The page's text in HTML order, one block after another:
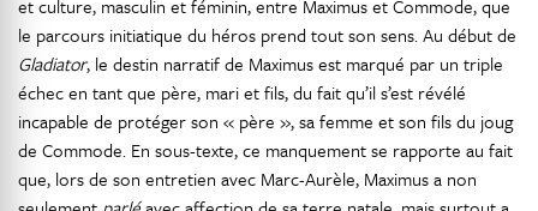
et culture, masculin et féminin, entre Maximus et Commode, que
le parcours initiatique du héros prend tout son sens. Au début de
Gladiator, le destin narratif de Maximus est marqué par un triple
échec en tant que père, mari et fils, du fait qu’il s’est révélé
incapable de protéger son « père », sa femme et son fils du joug
de Commode. En sous-texte, ce manquement se rapporte au fait
que, lors de son entretien avec Marc-Aurèle, Maximus a non